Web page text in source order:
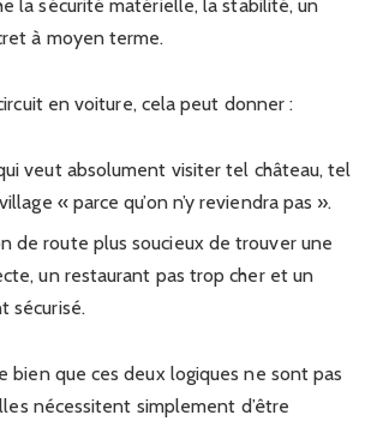
la sécurité matérielle, la stabilité, un
à moyen terme.
en voiture, cela peut donner :
veut absolument visiter tel château, tel
« parce qu’on n’y reviendra pas ».
de route plus soucieux de trouver une
un restaurant pas trop cher et un
sécurisé.
bien que ces deux logiques ne sont pas
nécessitent simplement d’être